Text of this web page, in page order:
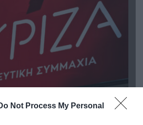
Not Process My Personal
«Το (παρα)κράτος της ΝΔ